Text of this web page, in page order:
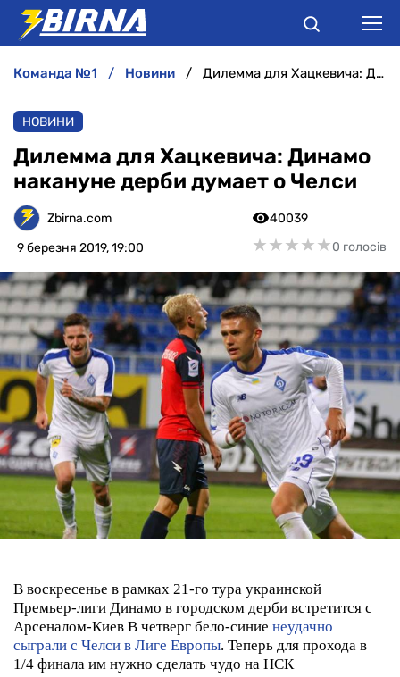
АНАЛІТИКА
ІНТЕРВ'Ю
РІЗНЕ
БУКМЕКЕРИ
команда №1 новини Дилемма для Хацкевича: Динамо накануне дерби думает о Челси
НОВИНИ
Дилемма для Хацкевича: Динамо
накануне дерби думает о Челси
Zbirna.com
9 березня 2019, 19:00
40039
★★★★★
★★★★★0 голосів
В воскресенье в рамках 21-го тура украинской
Премьер-лиги Динамо в городском дерби встретится с
Арсеналом-Киев В четверг бело-синие неудачно
сыграли с Челси в Лиге Европы. Теперь для прохода в
1/4 финала им нужно сделать чудо на НСК